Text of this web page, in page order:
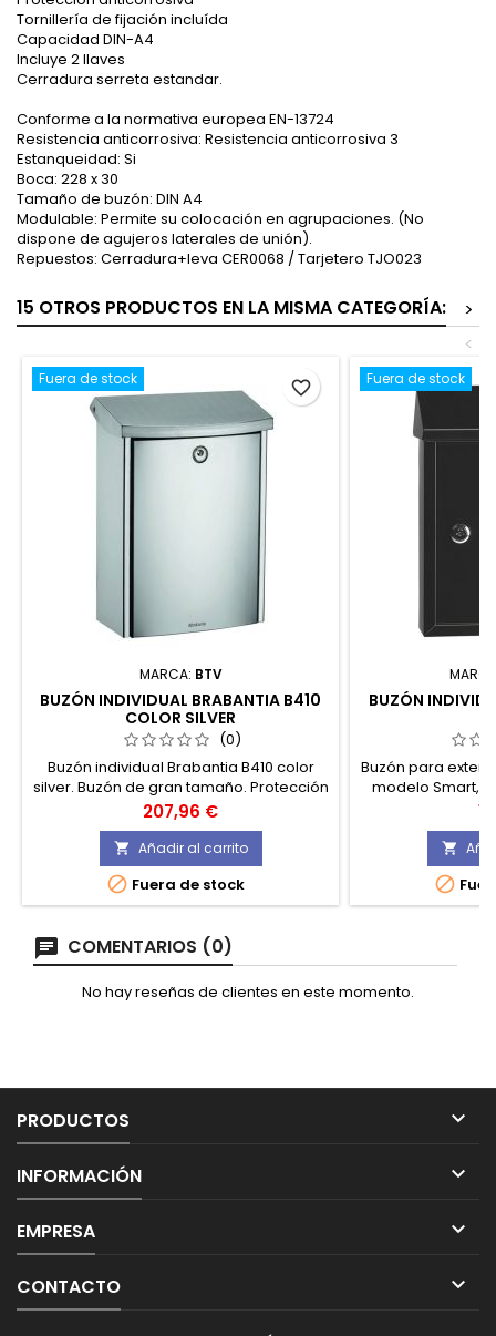
Tornillería de fijación incluída
Capacidad DIN-A4
Incluye 2 llaves
Cerradura serreta estandar.
Conforme a la normativa europea EN-13724
Resistencia anticorrosiva: Resistencia anticorrosiva 3
Estanqueidad: Si
Boca: 228 x 30
Tamaño de buzón: DIN A4
Modulable: Permite su colocación en agrupaciones. (No
dispone de agujeros laterales de unión).
Repuestos: Cerradura+leva CER0068 / Tarjetero TJO023
15 OTROS PRODUCTOS EN LA MISMA CATEGORÍA:
>
<
Fuera de stock
MARCA: BTV
BUZÓN INDIVIDUAL BRABANTIA B410
COLOR SILVER
(0)
Buzón individual Brabantia B410 color
silver. Buzón de gran tamaño. Protección
del correo cn pasadores de seguridad
patentados.
Precio
207,96 €
 Añadir al carrito
 Fuera de stock
favorite_border Fuera de stock
BUZÓN
Buzón para
modelo Smart,
usar también


COMENTARIOS (0)
No hay reseñas de clientes en este momento.
PRODUCTOS 
INFORMACIÓN 
EMPRESA 
CONTACTO 